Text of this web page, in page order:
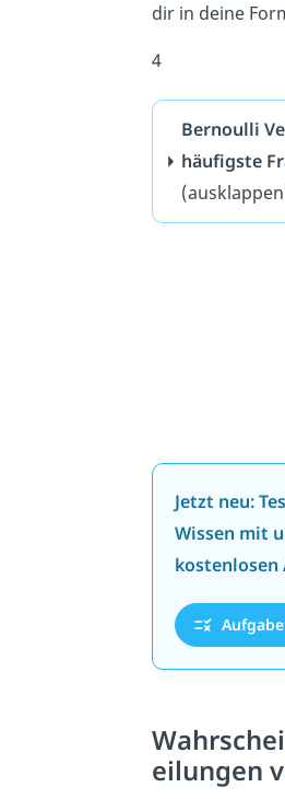
dir in deine
4
Bernoulli
häufigste
Jetzt neu:
Wissen mit
kostenlosen
eilungen